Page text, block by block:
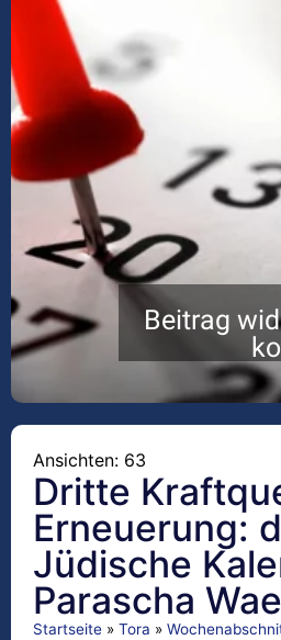
Beitrag
Ansichten: 63
Dritte
Erneuerung:
Jüdische
Parascha
Startseite » Tora »